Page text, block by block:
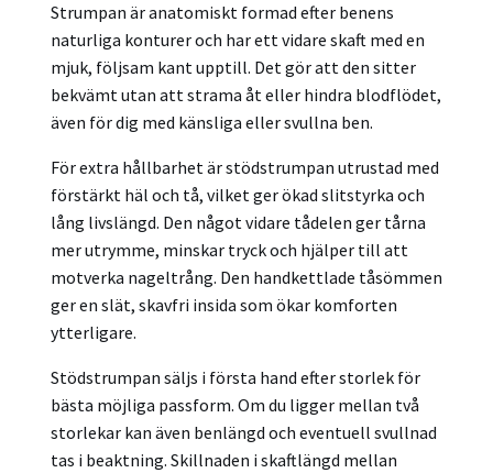
Strumpan är anatomiskt formad efter benens
naturliga konturer och har ett vidare skaft med en
mjuk, följsam kant upptill. Det gör att den sitter
bekvämt utan att strama åt eller hindra blodflödet,
även för dig med känsliga eller svullna ben.
För extra hållbarhet är stödstrumpan utrustad med
förstärkt häl och tå, vilket ger ökad slitstyrka och
lång livslängd. Den något vidare tådelen ger tårna
mer utrymme, minskar tryck och hjälper till att
motverka nageltrång. Den handkettlade tåsömmen
ger en slät, skavfri insida som ökar komforten
ytterligare.
Stödstrumpan säljs i första hand efter storlek för
bästa möjliga passform. Om du ligger mellan två
storlekar kan även benlängd och eventuell svullnad
tas i beaktning. Skillnaden i skaftlängd mellan